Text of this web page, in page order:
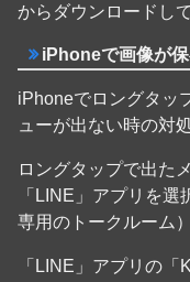
からダウンロードし
iPhoneで画像が
iPhoneでロングタッ
ューが出ない時の対
ロングタップで出た
「LINE」アプリを
専用のトークルーム
「LINE」アプリの